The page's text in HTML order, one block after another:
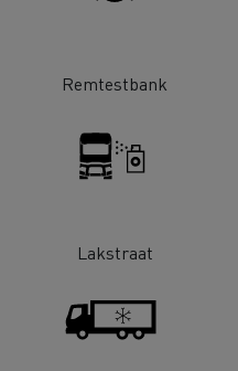
Remtestbank
Lakstraat